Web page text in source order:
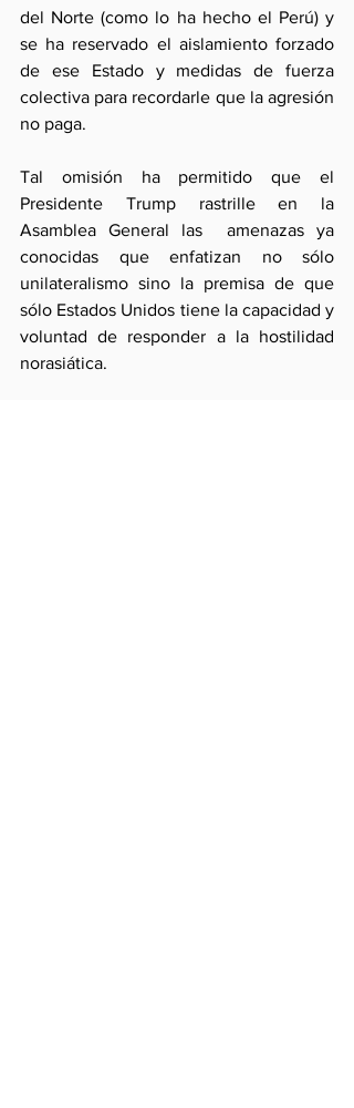
del Norte (como lo ha hecho el Perú) y
se ha reservado el aislamiento forzado
de ese Estado y medidas de fuerza
colectiva para recordarle que la agresión
no paga.
Tal omisión ha permitido que el
Presidente Trump rastrille en la
Asamblea General las  amenazas ya
conocidas que enfatizan no sólo
unilateralismo sino la premisa de que
sólo Estados Unidos tiene la capacidad y
voluntad de responder a la hostilidad
norasiática.